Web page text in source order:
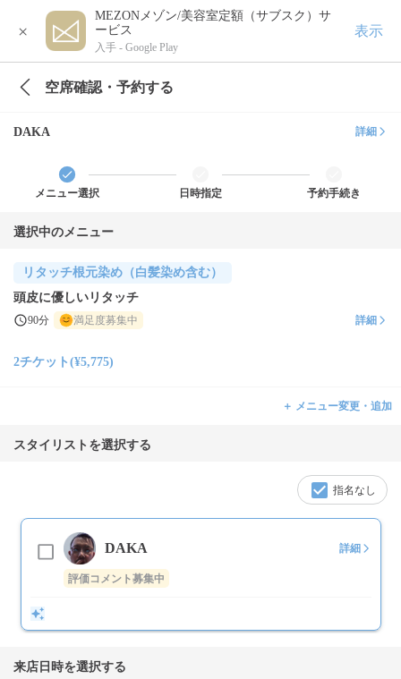
×
MEZONメゾン/美容室定額（サブスク）サ
ービス
入手 - Google Play
表示
空席確認・予約する
DAKA 詳細
メニュー選択 日時指定 予約手続き
選択中のメニュー
リタッチ根元染め（白髪染め含む）
頭皮に優しいリタッチ
90分 満足度募集中 詳細
2チケット(¥5,775)
＋ メニュー変更・追加
スタイリストを選択する
指名なし
DAKA 詳細
評価コメント募集中
来店日時を選択する